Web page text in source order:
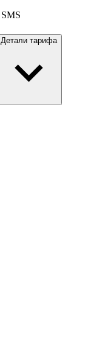
SMS
Детали тарифа